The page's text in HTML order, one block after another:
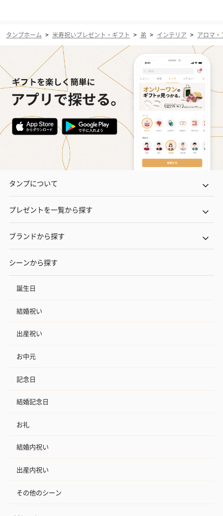
タンプホーム > 米寿祝いプレゼント・ギフト > 弟 > インテリア > アロマ
タンプについて
プレゼントを一覧から探す
ブランドから探す
シーンから探す
誕生日
結婚祝い
出産祝い
お中元
記念日
結婚記念日
お礼
結婚内祝い
出産内祝い
その他のシーン